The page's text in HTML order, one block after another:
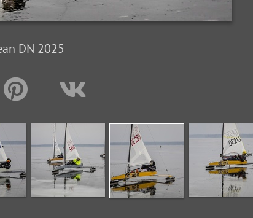
DN 2025